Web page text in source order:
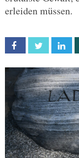
erleiden müssen.
Facebook Twitter